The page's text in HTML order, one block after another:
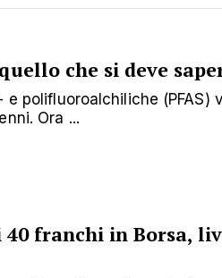
che si deve
e polifluoroalchiliche (PFAS)
Ora ...
40 franchi in Borsa,